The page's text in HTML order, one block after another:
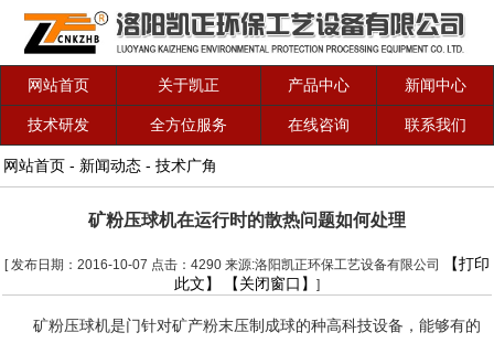
网站首页 关于凯正 产品中心 新闻中心
技术研发 全方位服务 在线咨询 联系我们
网站首页 - 新闻动态 - 技术广角
矿粉压球机在运行时的散热问题如何处理
[ 发布日期：2016-10-07 点击：4290 来源:洛阳凯正环保工艺设备有限公司
【打印
此文】
【关闭窗口】 ]
矿粉压球机是门针对矿产粉末压制成球的种高科技设备，能够有的